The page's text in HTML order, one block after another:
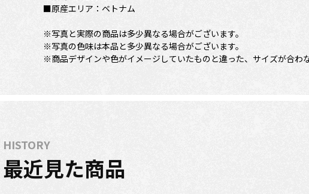
■原産エリア：ベトナム
※写真と実際の商品は多少異なる場合がございます。
※写真の色味は本品と多少異なる場合がございます。
※商品デザインや色がイメージしていたものと違った、サイズが合わ
HISTORY
最近見た商品